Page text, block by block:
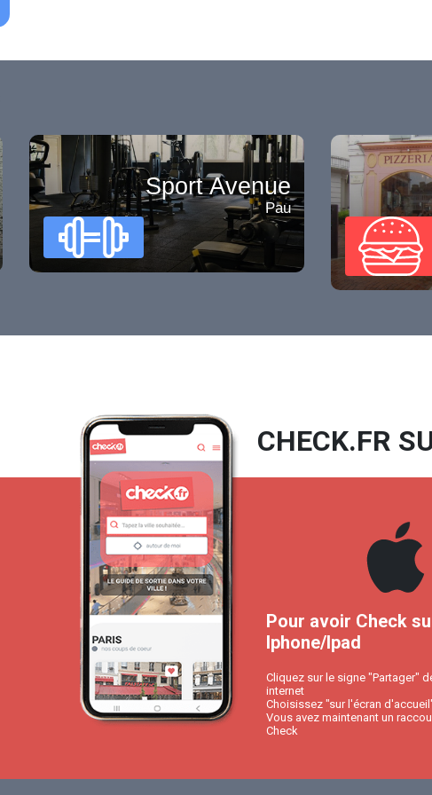
Sport Avenue
Pau
CHECK.FR
Pour avoir Check
Iphone/Ipad
Cliquez sur le signe "Partager"
internet
Choisissez "sur l'écran
Vous avez maintenant un
Check